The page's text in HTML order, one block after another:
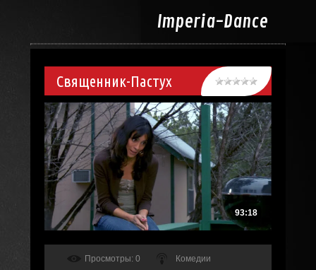
Imperia-Dance
Священник-Пастух
93:18
Просмотры: 0 Комедии